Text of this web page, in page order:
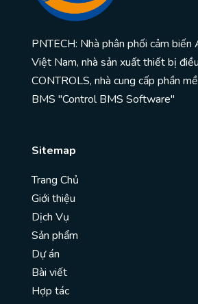
PNTECH: Nhà phân phối cảm biến
Việt Nam, nhà sản xuất thiết bị
CONTROLS, nhà cung cấp phần
BMS "Control BMS Software"
Sitemap
Trang Chủ
Giới thiệu
Dịch Vụ
Sản phẩm
Dự án
Bài viết
Hợp tác